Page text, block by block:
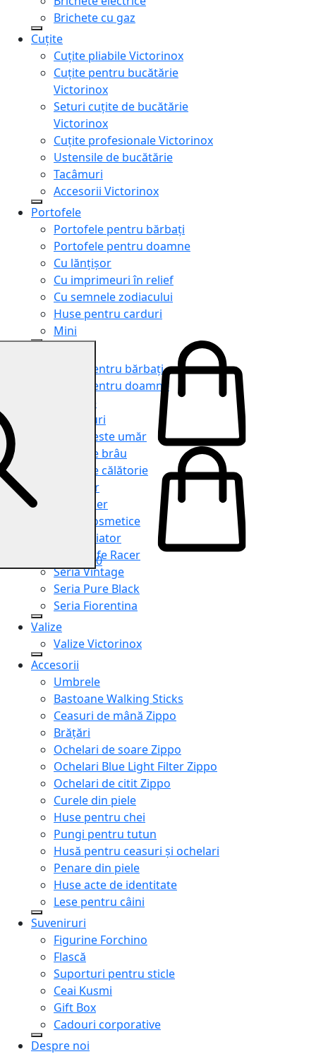
Brichete cu gaz
Cuțite
Cuțite pliabile Victorinox
Cuțite pentru bucătărie
Victorinox
Seturi cuțite de bucătărie
Victorinox
Cuțite profesionale Victorinox
Ustensile de bucătărie
Tacâmuri
Accesorii Victorinox
Portofele
Portofele pentru bărbați
Portofele pentru doamne
Cu lănțișor
Cu imprimeuri în relief
Cu semnele zodiacului
Huse pentru carduri
Mini
Genți pentru bărbați
Genți pentru doamne
Serviete
Rucsacuri
Genți peste umăr
Genți de brâu
Genți de călătorie
Shopper
Organiser
Truse cosmetice
Seria Aviator
Seria Cafe Racer
Seria Vintage
Seria Pure Black
Seria Fiorentina
Valize
Valize Victorinox
Accesorii
Umbrele
Bastoane Walking Sticks
Ceasuri de mână Zippo
Brățări
Ochelari de soare Zippo
Ochelari Blue Light Filter Zippo
Ochelari de citit Zippo
Curele din piele
Huse pentru chei
Pungi pentru tutun
Husă pentru ceasuri și ochelari
Penare din piele
Huse acte de identitate
Lese pentru câini
Suveniruri
Figurine Forchino
Flască
Suporturi pentru sticle
Ceai Kusmi
Gift Box
Cadouri corporative
Despre noi
0